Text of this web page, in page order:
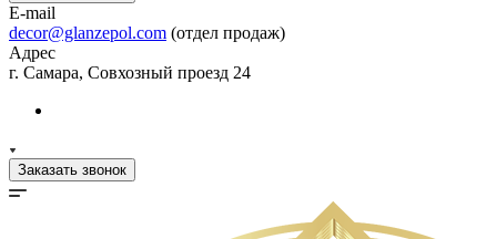
E-mail
decor@glanzepol.com (отдел продаж)
Адрес
г. Самара, Совхозный проезд 24
Заказать звонок